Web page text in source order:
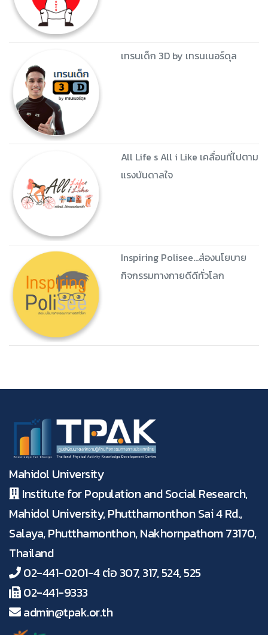
เทรนเด็ก 3D by เทรนเนอร์ดุล
All Life s All i Like เคลื่อนที่ไปตาม
แรงบันดาลใจ
Inspiring Polisee...ส่องนโยบาย
กิจกรรมทางกายดีดีทั่วโลก
Mahidol University
Institute for Population and Social Research,
Mahidol University, Phutthamonthon Sai 4 Rd.,
Salaya, Phutthamonthon, Nakhornpathom 73170,
Thailand
02-441-0201-4 ต่อ 307, 317, 524, 525
02-441-9333
admin@tpak.or.th